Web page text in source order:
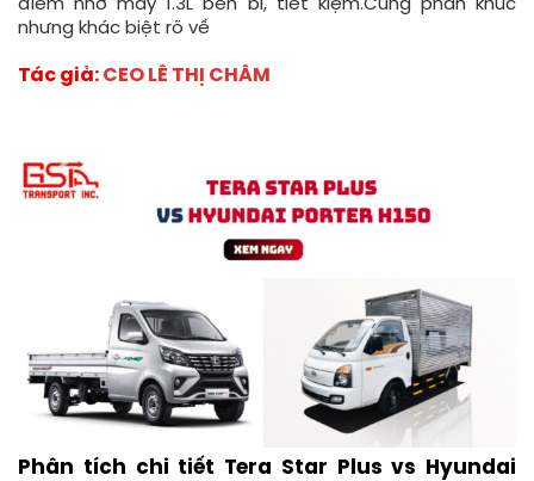
điểm nhờ máy 1.3L bền bỉ, tiết kiệm.Cùng phân khúc
nhưng khác biệt rõ về
Tác giả: CEO LÊ THỊ CHÂM
Phân tích chi tiết Tera Star Plus vs Hyundai